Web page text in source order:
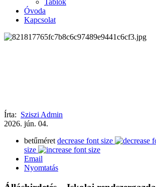
Óvoda
Kapcsolat
Írta: Sziszi Admin
2026. jún. 04.
betűméret decrease font size
size
Email
Nyomtatás